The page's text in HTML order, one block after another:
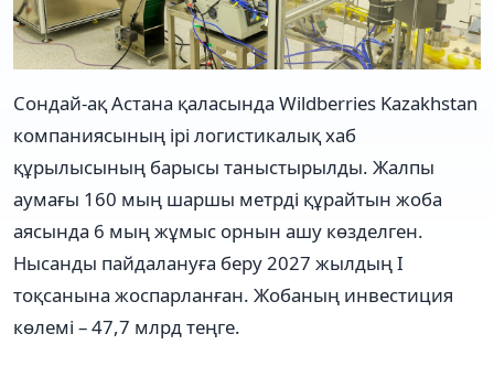
Сондай-ақ Астана қаласында Wildberries Kazakhstan
компаниясының ірі логистикалық хаб
құрылысының барысы таныстырылды. Жалпы
аумағы 160 мың шаршы метрді құрайтын жоба
аясында 6 мың жұмыс орнын ашу көзделген.
Нысанды пайдалануға беру 2027 жылдың І
тоқсанына жоспарланған. Жобаның инвестиция
көлемі – 47,7 млрд теңге.